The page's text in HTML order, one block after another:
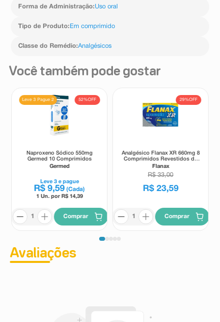
inflamatórias como doença de Crohn e colite . Menos
Forma de Administração:Uso oral
Tipo de Produto: Em comprimido
Classe do Remédio:Analgésicos
Você também pode gostar
Leve 3 Pague 2 52%OFF
Naproxeno Sódico 550mg
Germed 10 Comprimidos
Germed
Leve 3e pague
R$ 9,59 (Cada)
1 Un. por R$ 14,39
Comprar
29%OFF
Analgésico Flanax XR 660mg 8
Comprimidos Revestidos de
Liberação Prolongada
Flanax
R$ 33,00
R$ 23,59
Comprar
Avaliações